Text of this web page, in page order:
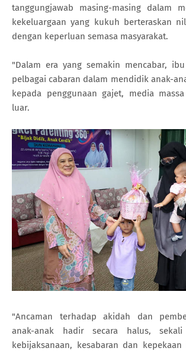
tanggungjawab masing-masing dalam
kekeluargaan yang kukuh berteraskan
dengan keperluan semasa masyarakat.
"Dalam era yang semakin mencabar,
pelbagai cabaran dalam mendidik anak-
kepada penggunaan gajet, media
luar.
"Ancaman terhadap akidah dan
anak-anak hadir secara halus,
kebijaksanaan, kesabaran dan